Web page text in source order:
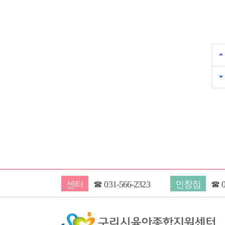
센터 ☎031-566-2323 인창점 ☎